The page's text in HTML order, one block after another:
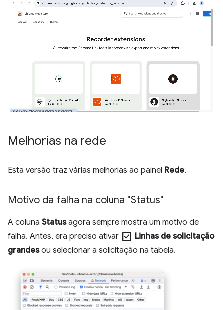
Melhorias na rede
Esta versão traz várias melhorias ao painel Rede.
Motivo da falha na coluna "Status"
A coluna Statusagora sempre mostra um motivo de
falha. Antes, era preciso ativar check_box Linhas de solicitação
grandesou selecionar a solicitação na tabela.